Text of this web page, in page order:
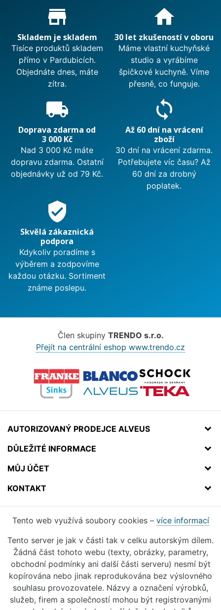
Proč nakupovat u nás?
store_mall_directory
Skladem je skladem
Tisíce produktů skladem
přímo v Pardubicích.
Objednáte dnes, máte
zítra.
home
30 let zkušeností v oboru
Máme vlastní kuchyňské
studio a vyrábíme
špičkové kuchyně. Víme
přesně, co funguje.
local_shipping
Doprava zdarma od
3 000 Kč
Nad 3 000 Kč máte
dopravu zdarma. Ostatní
objednávky už od 79 Kč.
sync
Až 60 dní na vrácení
zboží
30 dní na vrácení zdarma.
Potřebujete víc času? Až
60 dní za drobný
poplatek.
verified_user
Skvělá zákaznická
podpora
Kdykoliv poradíme s
výběrem a zodpovíme
každou otázku. Sortiment
známe poslepu.
Člen skupiny TRENDO s.r.o.
Přejít na centrální eshop www.trendo.cz
AUTORIZOVANÝ PRODEJCE ALVEUS
DŮLEŽITÉ INFORMACE
MŮJ ÚČET
KONTAKT
Tento web využívá soubory cookies – více informací
Tento server je jak v části tak v celku autorským dílem.
Žádná část tohoto webu (texty, obrázky, parametry,
obchodní podmínky ani další části serveru) nesmí být
kopírována nebo jinak reprodukována bez výslovného
souhlasu provozovatele. Názvy a označení výrobků,
služeb, firem a společností mohou být registrovanými